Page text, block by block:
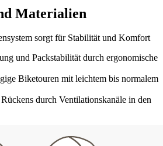
Materialien
sorgt für Stabilität und Komfort
und Packstabilität durch ergonomische
Biketouren mit leichtem bis normalem
durch Ventilationskanäle in den